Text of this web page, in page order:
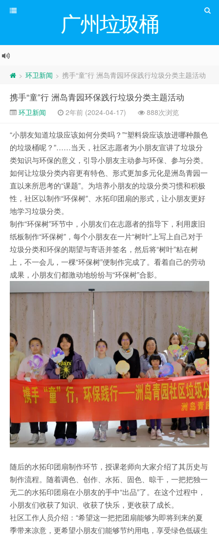
广州垃圾桶
> 环卫新闻 > 携手“童”行 洲岛青园环保践行垃圾分类主题活动
携手“童”行 洲岛青园环保践行垃圾分类主题活动
环卫新闻 2年前 (2024-04-17) 888次浏览
“小朋友知道垃圾应该如何分类吗？”“塑料袋应该放进哪种颜色
的垃圾桶呢？”……当天，社区志愿者为小朋友宣讲了垃圾分
类知识与环保的意义，引导小朋友主动参与环保、参与分类。
如何让垃圾分类内容更有特色、形式更加多元化是洲岛青园一
直以来所思考的“课题”。为培养小朋友的垃圾分类习惯和积极
性，社区以制作“环保树”、水拓印团扇的形式，让小朋友更好
地学习垃圾分类。
制作“环保树”环节中，小朋友们在志愿者的指导下，利用废旧
纸板制作“环保树”，每个小朋友在一片“树叶”上写上自己对于
垃圾分类和环保的期望与寄语并签名，然后将“树叶”粘在树
上，不一会儿，一棵“环保树”便制作完成了。看着自己的劳动
成果，小朋友们都激动地纷纷与“环保树”合影。
随后的水拓印团扇制作环节，授课老师向大家介绍了其历史与
制作流程。随着调色、创作、水拓、固色、晾干，一把把独一
无二的水拓印团扇在小朋友的手中“出品”了。在这个过程中，
小朋友们收获了知识、收获了快乐，更收获了成长。
社区工作人员介绍：“希望这一把把团扇能够为即将到来的夏
季带来凉意，更希望小朋友们能够节约用电，享受绿色低碳生